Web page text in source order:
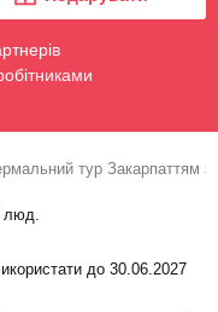
тур Закарпаттям
люд.
до 30.06.2027